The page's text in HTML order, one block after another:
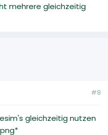
mehrere gleichzeitig
#8
gleichzeitig nutzen